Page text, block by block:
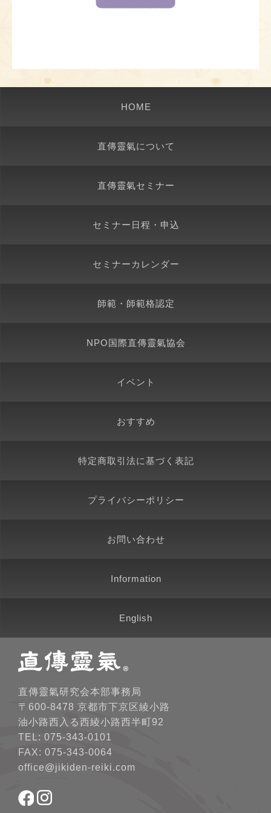
HOME
直傳靈氣について
直傳靈氣セミナー
セミナー日程・申込
セミナーカレンダー
師範・師範格認定
NPO国際直傳靈氣協会
イベント
おすすめ
特定商取引法に基づく表記
プライバシーポリシー
お問い合わせ
Information
English
直傳靈氣研究会本部事務局
〒600-8478 京都市下京区綾小路
油小路西入る西綾小路西半町92
TEL: 075-343-0101
FAX: 075-343-0064
office@jikiden-reiki.com